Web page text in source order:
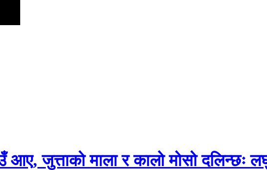
आए, जुत्ताको माला र कालो मोसो दलिन्छः